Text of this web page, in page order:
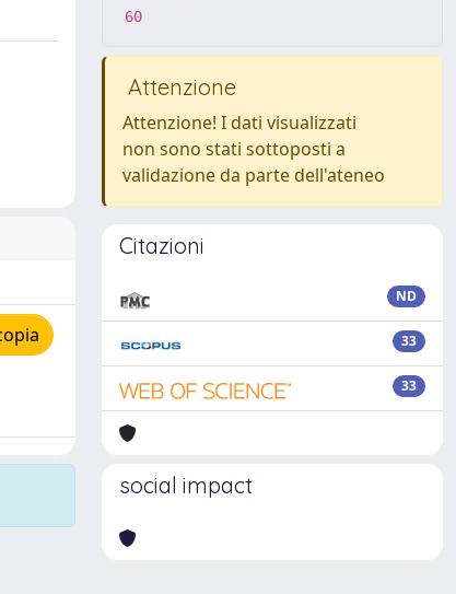
60
Attenzione
Attenzione! I dati visualizzati
non sono stati sottoposti a
validazione da parte dell'ateneo
Citazioni
ND
33
33
social impact